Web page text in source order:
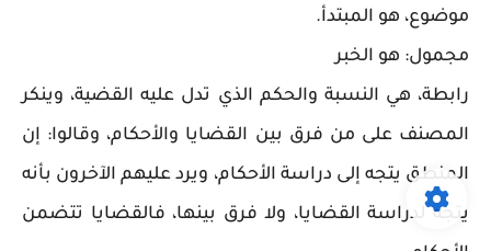
موضوع، هو المبتدأ.
مجمول: هو الخبر
رابطة، هي النسبة والحكم الذي تدل عليه القضية، وينكر
المصنف على من فرق بين القضايا والأحكام، وقالوا: إن
المنطق يتجه إلى دراسة الأحكام، ويرد عليهم الآخرون بأنه
يتجه لدراسة القضايا، ولا فرق بينها، فالقضايا تتضمن